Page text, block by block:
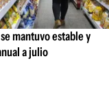
mantuvo estable y
a julio